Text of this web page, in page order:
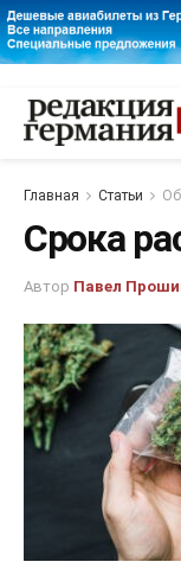
Главная Статьи
Срока
Автор Павел